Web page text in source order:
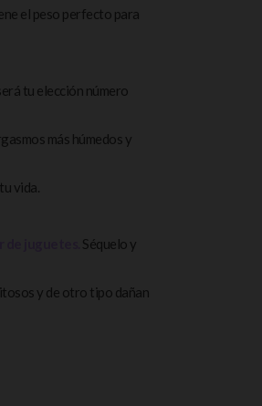
el peso perfecto para
tu elección número
más húmedos y
vida.
Séquelo y
y de otro tipo dañan